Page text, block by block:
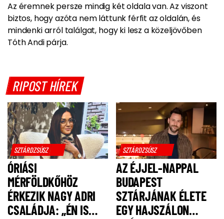
Az éremnek persze mindig két oldala van. Az viszont
biztos, hogy azóta nem láttunk férfit az oldalán, és
mindenki arról találgat, hogy ki lesz a közeljövőben
Tóth Andi párja.
RIPOST HÍREK
SZTÁRDZSÚSZ
ÓRIÁSI
MÉRFÖLDKŐHÖZ
ÉRKEZIK NAGY ADRI
CSALÁDJA: „ÉN IS
SZTÁRDZSÚSZ
AZ ÉJJEL-NAPPAL
BUDAPEST
SZTÁRJÁNAK ÉLETE
EGY HAJSZÁLON